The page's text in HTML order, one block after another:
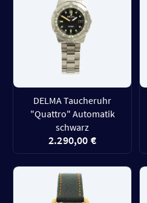
DELMA Taucheruhr
"Quattro" Automatik
schwarz
2.290,00 €